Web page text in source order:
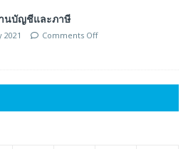
นบัญชีและภาษี
2021 Comments Off